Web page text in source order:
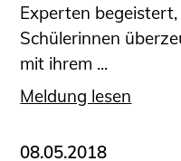
Experten
Schülerinnen
mit ihrem ...
Meldung lesen
08.05.2018